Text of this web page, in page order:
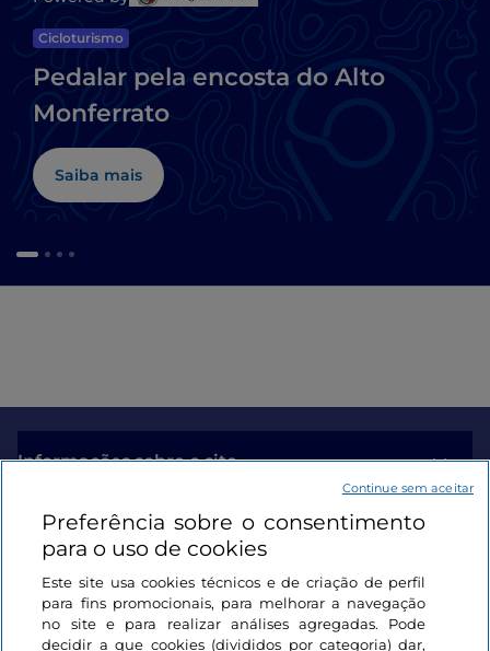
Cicloturismo
Pedalar pela encosta do Alto
Monferrato
Saiba mais
Informações sobre o site
Ligações úteis
Iniciar sessão
Mantenha-se em contacto
Preferência sobre o consentimento
para o uso de cookies
Este site usa cookies técnicos e de criação de perfil
para fins promocionais, para melhorar a navegação
no site e para realizar análises agregadas. Pode
decidir a que cookies (divididos por categoria) dar,
Continue sem aceitar